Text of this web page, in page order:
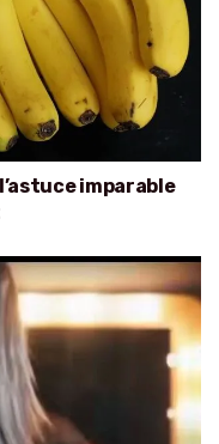
imparable